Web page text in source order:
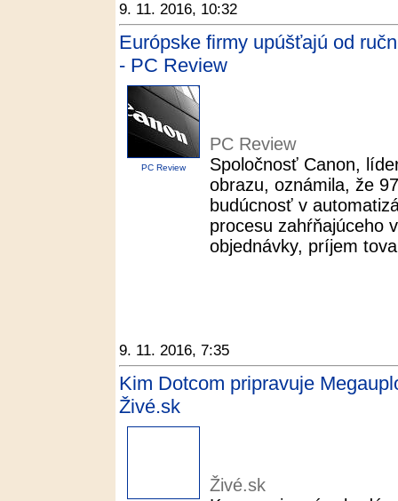
9. 11. 2016, 10:32
Európske firmy upúšťajú od
- PC Review
PC Review
PC Review
Spoločnosť Canon,
obrazu, oznámila, že
budúcnosť v
procesu zahŕňajúceho
objednávky, príjem
9. 11. 2016, 7:35
Kim Dotcom pripravuje
Živé.sk
Živé.sk